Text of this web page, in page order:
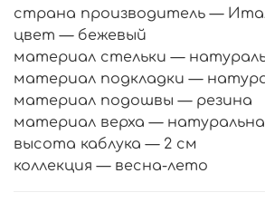
страна производитель —
цвет — бежевый
материал стельки —
материал подкладки —
материал подошвы — резина
материал верха —
высота каблука — 2 см
коллекция — весна-лето